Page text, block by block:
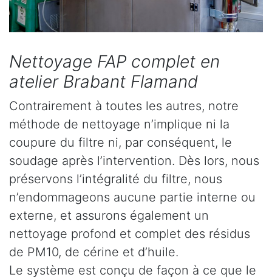
Nettoyage FAP complet en
atelier Brabant Flamand
Contrairement à toutes les autres, notre
méthode de nettoyage n’implique ni la
coupure du filtre ni, par conséquent, le
soudage après l’intervention. Dès lors, nous
préservons l’intégralité du filtre, nous
n’endommageons aucune partie interne ou
externe, et assurons également un
nettoyage profond et complet des résidus
de PM10, de cérine et d’huile.
Le système est conçu de façon à ce que le